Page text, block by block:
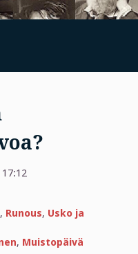
17:12
, Runous, Usko ja
, Muistopäivä